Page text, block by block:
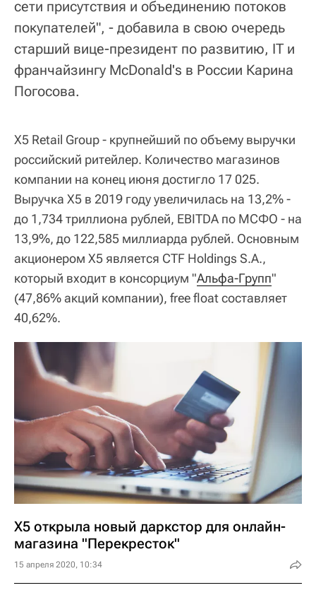
сети присутствия и объединению потоков
покупателей", - добавила в свою очередь
старший вице-президент по развитию, IT и
франчайзингу McDonald's в России Карина
Погосова.
X5 Retail Group - крупнейший по объему выручки
российский ритейлер. Количество магазинов
компании на конец июня достигло 17 025.
Выручка X5 в 2019 году увеличилась на 13,2% -
до 1,734 триллиона рублей, EBITDA по МСФО - на
13,9%, до 122,585 миллиарда рублей. Основным
акционером X5 является CTF Holdings S.A.,
который входит в консорциум "Альфа-Групп"
(47,86% акций компании), free float составляет
40,62%.
X5 открыла новый даркстор для онлайн-
магазина "Перекресток"
15 апреля 2020, 10:34